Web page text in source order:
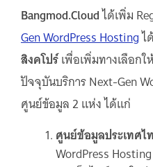
Bangmod.Cloudได้เพิ่ม
Gen WordPress Hostingไ
สิงคโปร์เพื่อเพิ่มทางเลือกใ
ปัจจุบันบริการ Next-Gen
ศูนย์ข้อมูล 2 แห่ง ได้แก่
ศูนย์ข้อมูลประเทศไ
WordPress